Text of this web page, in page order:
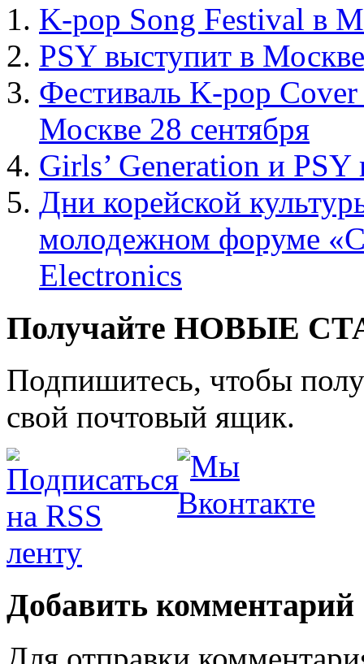
K-pop Song Festival в
PSY выступит в
Фестиваль K-pop
Москве 28 сентября
Girls’ Generation и
Дни корейской
молодежном форуме
Electronics
Получайте НОВЫЕ
Подпишитесь, чтобы
свой почтовый ящик.
Добавить комментарий